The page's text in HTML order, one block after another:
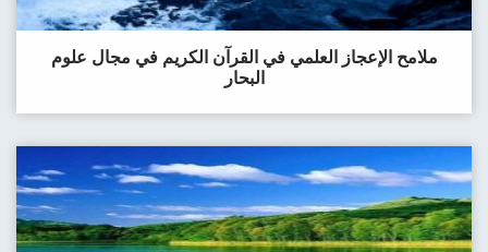
ملامح اﻹعجاز العلمي في القرآن الكريم في مجال علوم
البحار